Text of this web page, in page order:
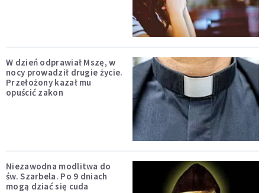
W dzień odprawiał Mszę, w
nocy prowadził drugie życie.
Przełożony kazał mu
opuścić zakon
Niezawodna modlitwa do
św. Szarbela. Po 9 dniach
mogą dziać się cuda